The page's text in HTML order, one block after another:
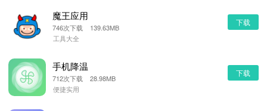
魔王应用
746次下载 139.63MB
工具大全
下载
手机降温
712次下载 28.98MB
便捷实用
下载